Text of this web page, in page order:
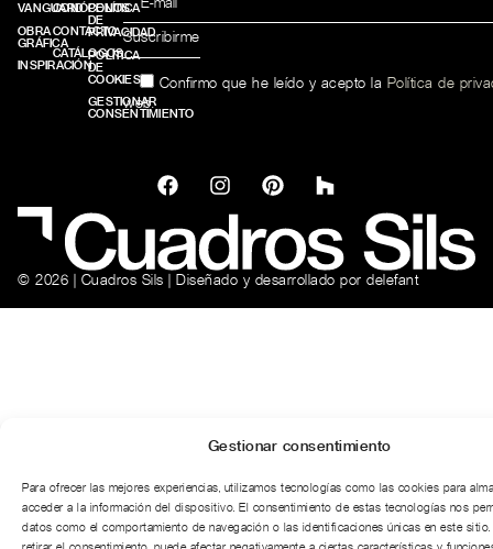
Gestionar consentimiento
Para ofrecer las mejores experiencias, utilizamos tecnologías como las cookies para
acceder a la información del dispositivo. El consentimiento de estas tecnologías nos
datos como el comportamiento de navegación o las identificaciones únicas en este
VANGUARD
OBRA
GRÁFICA
INSPIRACIÓN
CONÓCENOS
CONTACTO
CATÁLOGOS
POLÍTICA
DE
PRIVACIDAD
POLÍTICA
DE
COOKIES
GESTIONAR
CONSENTIMIENTO
Confirmo que he leído y acepto la Política de
web.
© 2026 | Cuadros Sils | Diseñado y desarrollado por delefant